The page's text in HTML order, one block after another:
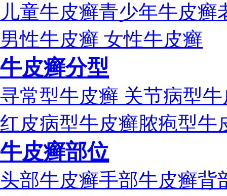
儿童牛皮癣青少年牛皮癣
男性牛皮癣 女性牛皮癣
牛皮癣分型
寻常型牛皮癣 关节病型
红皮病型牛皮癣脓疱型牛
牛皮癣部位
头部牛皮癣手部牛皮癣背